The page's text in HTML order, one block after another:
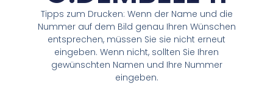
Tipps zum Drucken: Wenn der Name und die
Nummer auf dem Bild genau Ihren Wünschen
entsprechen, müssen Sie sie nicht erneut
eingeben. Wenn nicht, sollten Sie Ihren
gewünschten Namen und Ihre Nummer
eingeben.